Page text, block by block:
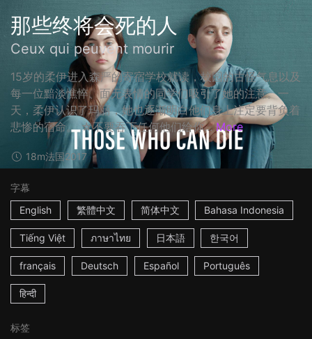
那些终将会死的人
Ceux qui peuvent mourir
15岁的柔伊进入森严的寄宿学校就读，校园的古怪气息以及
每一位黯淡憔悴、面无表情的同学们吸引了她的注意。一
天，柔伊认识了玛丽，她也逐渐明白他们身上注定要背负着
悲惨的宿命。 ☆不要吞下任何他们给你... More
18m法国2017
字幕
English
繁體中文 简体中文 Bahasa Indonesia
Tiếng Việt ภาษาไทย 日本語 한국어
français Deutsch Español Português
हिन्दी
标签